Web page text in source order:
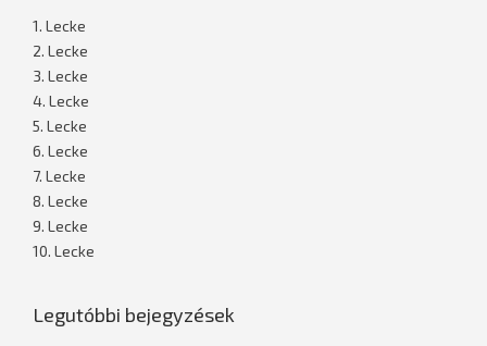
1. Lecke
2. Lecke
3. Lecke
4. Lecke
5. Lecke
6. Lecke
7. Lecke
8. Lecke
9. Lecke
10. Lecke
Legutóbbi bejegyzések